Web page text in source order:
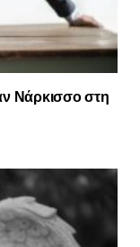
Νάρκισσο στη